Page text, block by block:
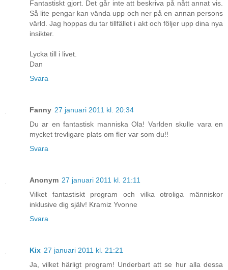
Fantastiskt gjort. Det går inte att beskriva på nått annat vis.
Så lite pengar kan vända upp och ner på en annan persons
värld. Jag hoppas du tar tillfället i akt och följer upp dina nya
insikter.
Lycka till i livet.
Dan
Svara
Fanny 27 januari 2011 kl. 20:34
Du ar en fantastisk manniska Ola! Varlden skulle vara en
mycket trevligare plats om fler var som du!!
Svara
Anonym 27 januari 2011 kl. 21:11
Vilket fantastiskt program och vilka otroliga människor
inklusive dig själv! Kramiz Yvonne
Svara
Kix 27 januari 2011 kl. 21:21
Ja, vilket härligt program! Underbart att se hur alla dessa